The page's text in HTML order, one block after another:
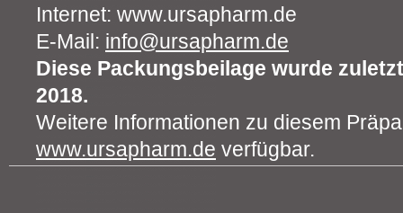
Internet: www.ursapharm.de
E-Mail: info@ursapharm.de
Diese Packungsbeilage wurde
2018.
Weitere Informationen zu diesem
www.ursapharm.de verfügbar.